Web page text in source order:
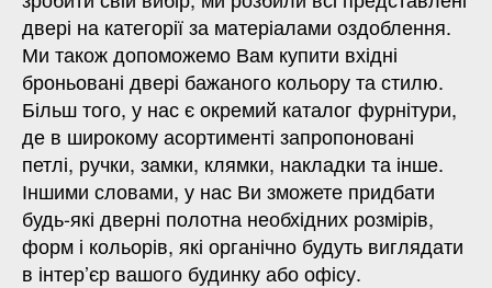
двері на категорії за матеріалами оздоблення.
Ми також допоможемо Вам купити вхідні
броньовані двері бажаного кольору та стилю.
Більш того, у нас є окремий каталог фурнітури,
де в широкому асортименті запропоновані
петлі, ручки, замки, клямки, накладки та інше.
Іншими словами, у нас Ви зможете придбати
будь-які дверні полотна необхідних розмірів,
форм і кольорів, які органічно будуть виглядати
в інтер’єр вашого будинку або офісу.